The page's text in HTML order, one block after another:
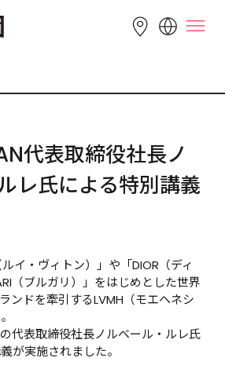
简体中文 繁體中文
Tiếng Việt
Indonesia
代表取締役社長ノ
レ氏による特別講義
ルイ・ヴィトン）」や「DIOR（ディ
（ブルガリ）」をはじめとした世界
ンドを牽引するLVMH（モエヘネシ
代表取締役社長ノルベール・ルレ氏
が実施されました。